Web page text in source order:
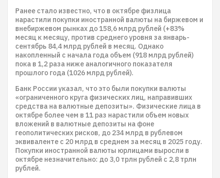
Ранее стало известно, что в октябре физлица
нарастили покупки иностранной валюты на биржевом и
внебиржевом рынках до 158,6 млрд рублей (+83%
месяц к месяцу, против среднего уровня за январь-
сентябрь 84,4 млрд рублей в месяц. Однако
накопленный с начала года объем (918 млрд рублей)
пока в 1,2 раза ниже аналогичного показателя
прошлого года (1026 млрд рублей).
Банк России указал, что это были покупки валюты
«ограниченного круга физических лиц, направивших
средства на валютные депозиты». Физические лица в
октябре более чем в 11 раз нарастили объем новых
вложений в валютные депозиты на фоне
геополитических рисков, до 234 млрд в рублевом
эквиваленте с 20 млрд в среднем за месяц в 2025 году.
Покупки иностранной валюты юрлицами выросли в
октябре незначительно: до 3,0 трлн рублей с 2,8 трлн
рублей.